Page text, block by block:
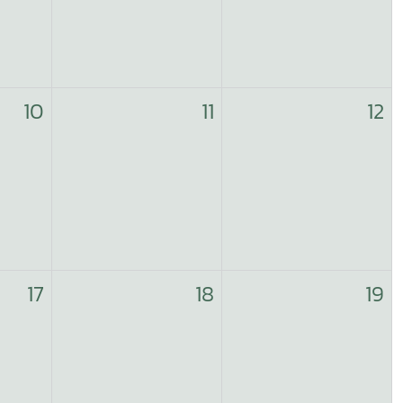
10 11 12
17 18 19